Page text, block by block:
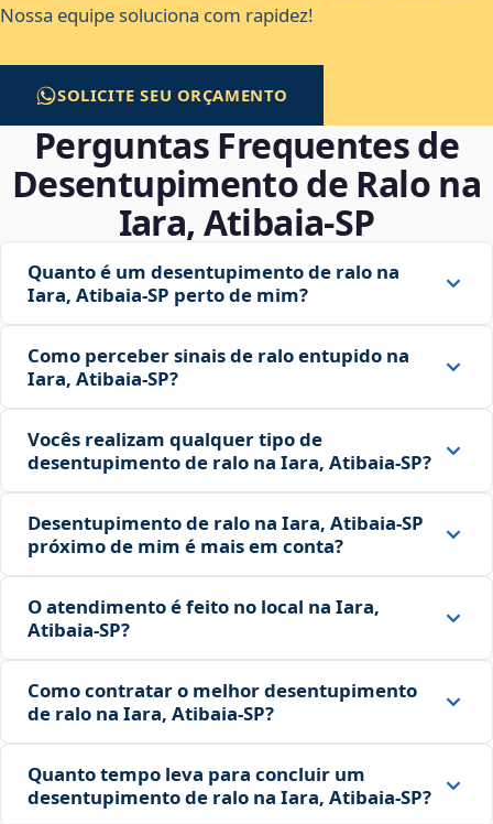
Nossa equipe soluciona com rapidez!
SOLICITE SEU ORÇAMENTO
Perguntas Frequentes de
Desentupimento de Ralo na
Iara, Atibaia‑SP
Quanto é um desentupimento de ralo na
Iara, Atibaia‑SP perto de mim?
Como perceber sinais de ralo entupido na
Iara, Atibaia‑SP?
Vocês realizam qualquer tipo de
desentupimento de ralo na Iara, Atibaia‑SP?
Desentupimento de ralo na Iara, Atibaia‑SP
próximo de mim é mais em conta?
O atendimento é feito no local na Iara,
Atibaia‑SP?
Como contratar o melhor desentupimento
de ralo na Iara, Atibaia‑SP?
Quanto tempo leva para concluir um
desentupimento de ralo na Iara, Atibaia‑SP?